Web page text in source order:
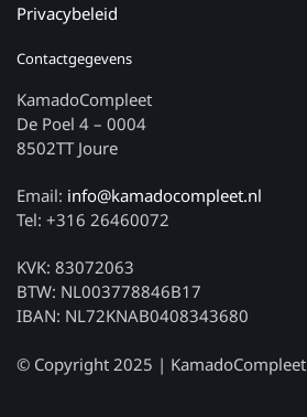
Privacybeleid
Contactgegevens
KamadoCompleet
De Poel 4 – 0004
8502TT Joure
Email: info@kamadocompleet.nl
Tel: +316 26460072
KVK: 83072063
BTW: NL003778846B17
IBAN: NL72KNAB0408343680
© Copyright 2025 |